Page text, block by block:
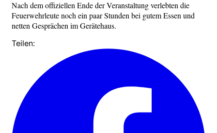
Nach dem offiziellen Ende der Veranstaltung verlebten die
Feuerwehrleute noch ein paar Stunden bei gutem Essen und
netten Gesprächen im Gerätehaus.
Teilen: